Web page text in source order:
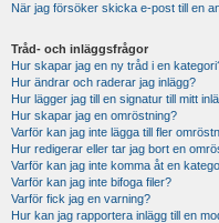
När jag försöker skicka e-post till en
Tråd- och inläggsfrågor
Hur skapar jag en ny tråd i en
Hur ändrar och raderar jag inlägg?
Hur lägger jag till en signatur till mitt
Hur skapar jag en omröstning?
Varför kan jag inte lägga till fler
Hur redigerar eller tar jag bort en
Varför kan jag inte komma åt en
Varför kan jag inte bifoga filer?
Varför fick jag en varning?
Hur kan jag rapportera inlägg till en